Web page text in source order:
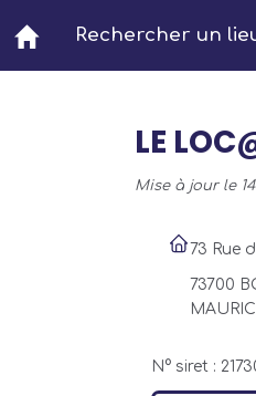
Aller au contenu principal
Rechercher un
LE
Mise à jour le
73 Rue
73700
N° siret :